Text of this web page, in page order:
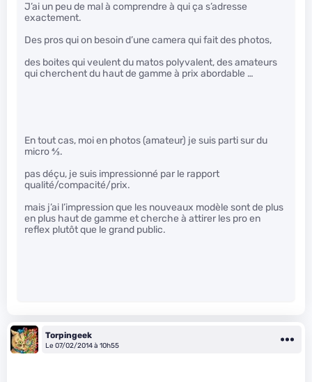
J’ai un peu de mal à comprendre à qui ça s’adresse
exactement.
Des pros qui on besoin d’une camera qui fait des photos,
des boites qui veulent du matos polyvalent, des amateurs
qui cherchent du haut de gamme à prix abordable …
En tout cas, moi en photos (amateur) je suis parti sur du
micro4⁄3.
pas déçu, je suis impressionné par le rapport
qualité/compacité/prix.
mais j’ai l’impression que les nouveaux modèle sont de plus
en plus haut de gamme et cherche à attirer les pro en
reflex plutôt que le grand public.
Torpingeek
Le 07/02/2014 à 10h55